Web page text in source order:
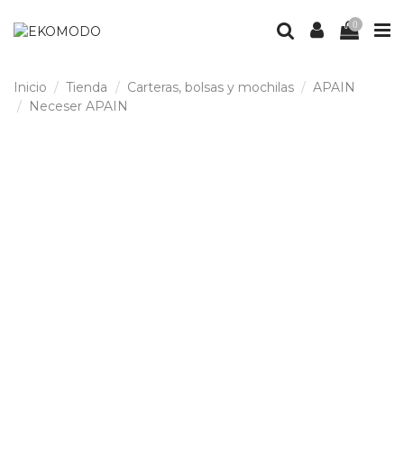
0
Inicio Tienda Carteras, bolsas y mochilas
APAIN
Neceser APAIN